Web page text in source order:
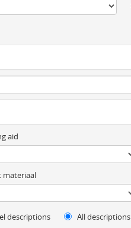
aid
materiaal
descriptions All descriptions